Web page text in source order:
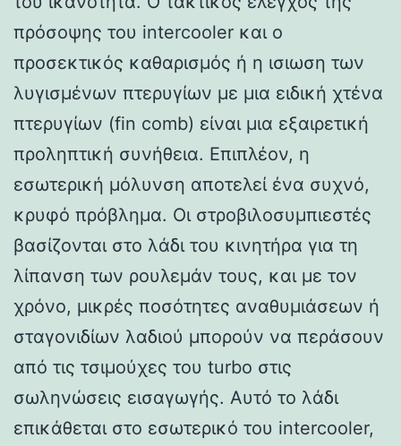
πρόσοψης του intercooler και ο
προσεκτικός καθαρισμός ή η ισιωση των
λυγισμένων πτερυγίων με μια ειδική χτένα
πτερυγίων (fin comb) είναι μια εξαιρετική
προληπτική συνήθεια. Επιπλέον, η
εσωτερική μόλυνση αποτελεί ένα συχνό,
κρυφό πρόβλημα. Οι στροβιλοσυμπιεστές
βασίζονται στο λάδι του κινητήρα για τη
λίπανση των ρουλεμάν τους, και με τον
χρόνο, μικρές ποσότητες αναθυμιάσεων ή
σταγονιδίων λαδιού μπορούν να περάσουν
από τις τσιμούχες του turbo στις
σωληνώσεις εισαγωγής. Αυτό το λάδι
επικάθεται στο εσωτερικό του intercooler,